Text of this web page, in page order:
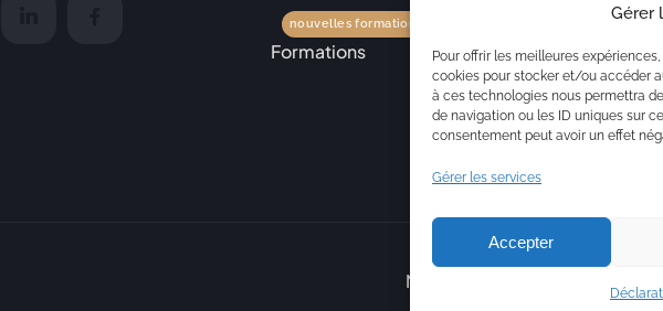
Gérer
Pour offrir les meilleures
cookies pour stocker et/ou accéder
à ces technologies nous permettra
de navigation ou les ID uniques sur
consentement peut avoir un effet
Gérer les services
Accepter
Formations
nouvelles formations !
Mentions légales